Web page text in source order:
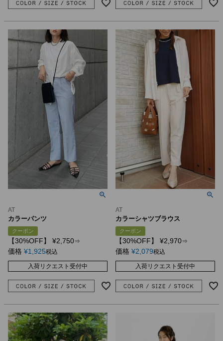
AT
カラーパンツ
クーポン
【30%OFF】 ¥2,750⇒
価格 ¥1,925税込
入荷リクエスト受付中
AT
カラーシャツブラウス
クーポン
【30%OFF】 ¥2,970⇒
価格 ¥2,079税込
入荷リクエスト受付中